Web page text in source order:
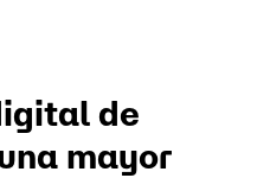
de
mayor